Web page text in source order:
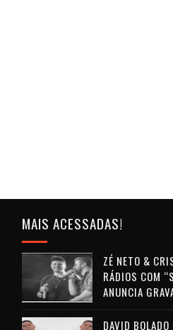
MAIS ACESSADAS!
ZÉ NETO &
RÁDIOS COM
ANUNCIA
DAVID